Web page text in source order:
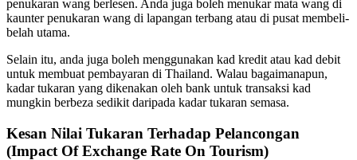
penukaran wang berlesen. Anda juga boleh menukar mata wang di
kaunter penukaran wang di lapangan terbang atau di pusat membeli-
belah utama.
Selain itu, anda juga boleh menggunakan kad kredit atau kad debit
untuk membuat pembayaran di Thailand. Walau bagaimanapun,
kadar tukaran yang dikenakan oleh bank untuk transaksi kad
mungkin berbeza sedikit daripada kadar tukaran semasa.
Kesan Nilai Tukaran Terhadap Pelancongan
(Impact Of Exchange Rate On Tourism)